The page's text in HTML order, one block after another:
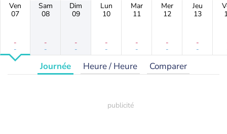
Ven
07
-
-
Sam
08
-
-
Dim
09
-
-
Lun
10
-
-
Mar
11
-
-
Mer
12
-
-
Jeu
13
-
-
Journée Heure / Heure Comparer